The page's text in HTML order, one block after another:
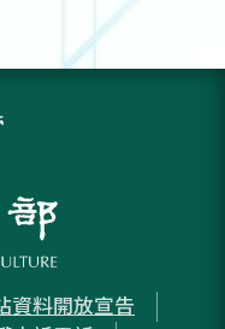
資料開放宣告